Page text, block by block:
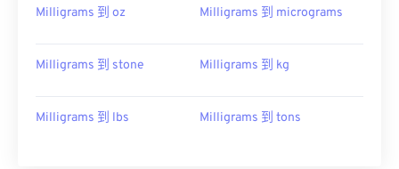
Milligrams 到 oz Milligrams 到 micrograms
Milligrams 到 stone Milligrams 到 kg
Milligrams 到 lbs Milligrams 到 tons